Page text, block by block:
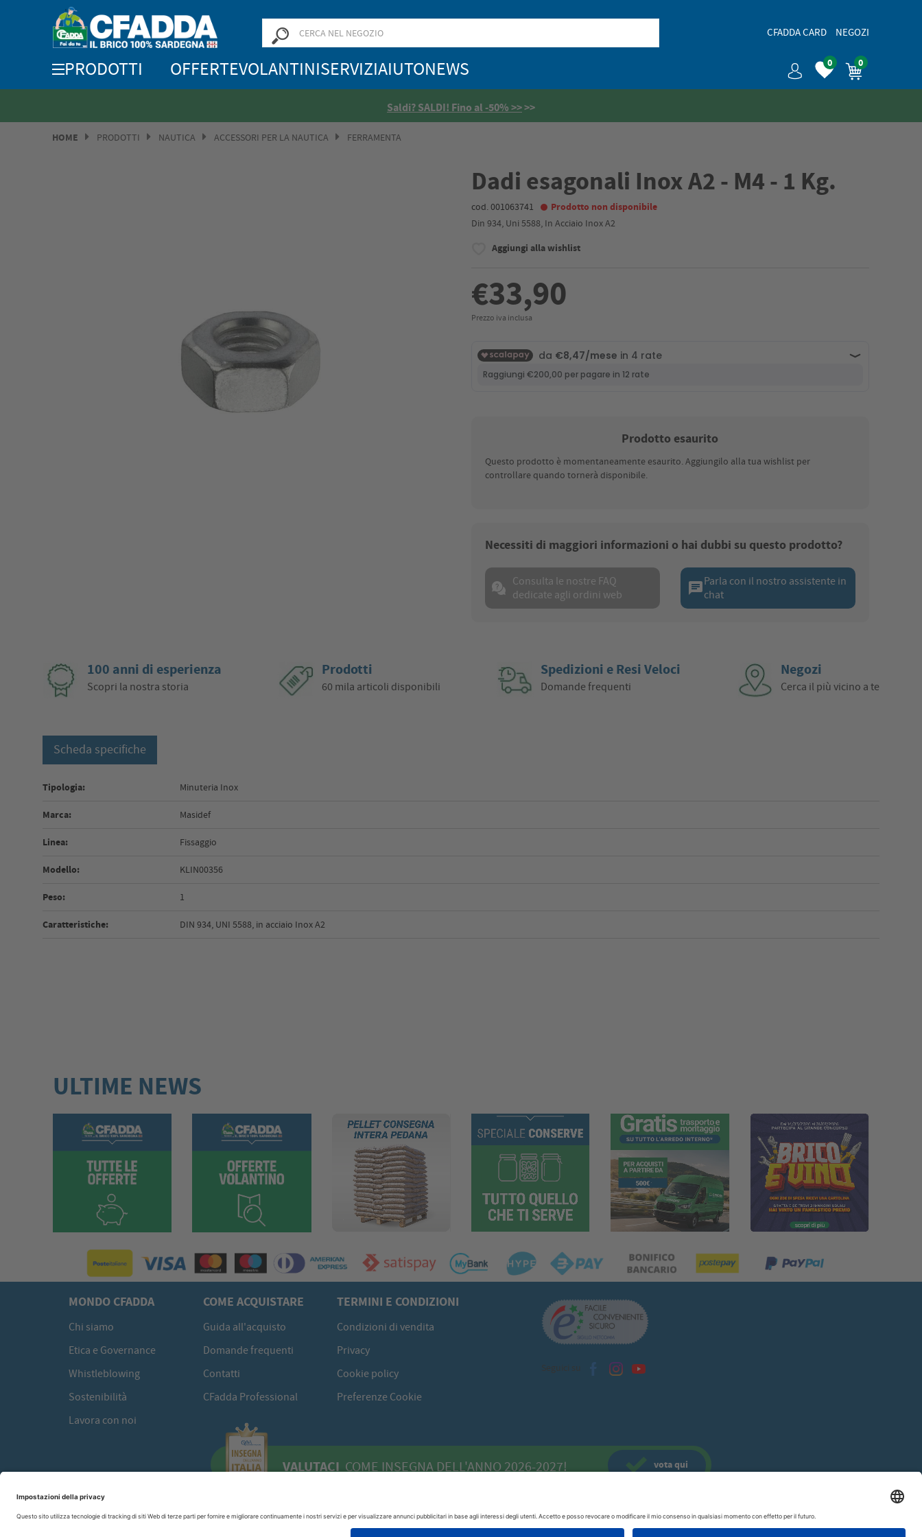
CFADDA CARD NEGOZI
0 0
PRODOTTI OFFERTEVOLANTINISERVIZIAIUTONEWS
Saldi? SALDI! Fino al -50% >>>>
HOME PRODOTTI NAUTICA ACCESSORI PER LA NAUTICA FERRAMENTA
Dadi esagonali Inox A2 - M4 - 1 Kg.
cod. 001063741 Prodotto non disponibile
Din 934, Uni 5588, In Acciaio Inox A2
Aggiungi alla wishlist
€33,90
Prezzo iva inclusa
Prodotto esaurito
Questo prodotto è momentaneamente esaurito. Aggiungilo alla tua wishlist per
controllare quando tornerà disponibile.
Necessiti di maggiori informazioni o hai dubbi su questo prodotto?
Consulta le nostre FAQ
dedicate agli ordini web
chatParla con il nostro assistente in
chat
100 anni di esperienza
Scopri la nostra storia
Prodotti
60 mila articoli disponibili
Spedizioni e Resi Veloci
Domande frequenti
Negozi
Cerca il più vicino a te
Scheda specifiche
Tipologia: Minuteria Inox
Marca: Masidef
Linea: Fissaggio
Modello: KLIN00356
Peso: 1
Caratteristiche: DIN 934, UNI 5588, in acciaio Inox A2
ULTIME NEWS
MONDO CFADDA
Chi siamo
Etica e Governance
Whistleblowing
Sostenibilità
Lavora con noi
COME ACQUISTARE
Guida all'acquisto
Domande frequenti
Contatti
CFadda Professional
TERMINI E CONDIZIONI
Condizioni di vendita
Privacy
Cookie policy
Preferenze Cookie
Seguici su
VALUTACI COME INSEGNA DELL'ANNO 2026-2027! votaqui
CFadda SRLa socio unico -Copyright© 2026 Via Calamattia, 23 - 09134 Cagliari (CA)070/520422P.I. 00613980929